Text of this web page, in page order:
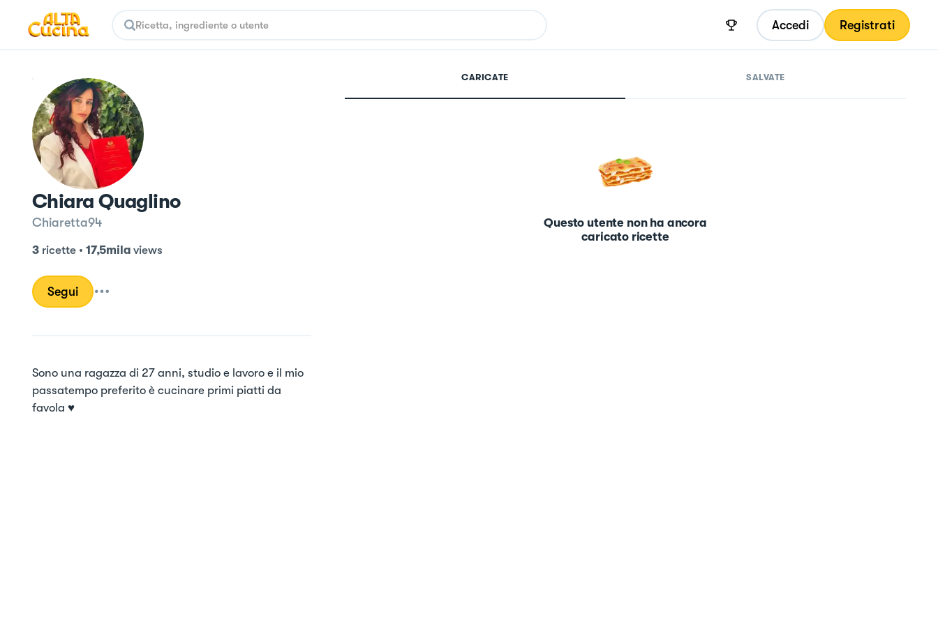
Accedi Registrati
Chiara Quaglino
Chiaretta94
3 ricette• 17,5mila views
Segui
Sono una ragazza di 27 anni, studio e lavoro e il mio
passatempo preferito è cucinare primi piatti da
favola ♥️
CARICATE SALVATE
Questo utente non ha ancora
caricato ricette